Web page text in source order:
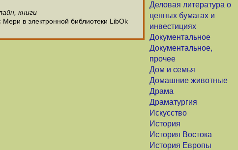
Деловая литература о
ценных бумагах и
инвестициях
Документальное
Документальное,
прочее
Дом и семья
Домашние животные
Драма
Драматургия
Искусство
История
История Востока
История Европы
книги
Мери в электронной библиотеки LibOk